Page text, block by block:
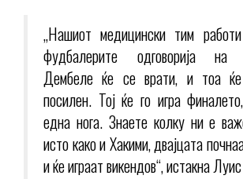
„Нашиот медицински тим
фудбалерите одговорија на
Дембеле ќе се врати, и тоа
посилен. Тој ќе го игра
една нога. Знаете колку ни е
исто како и Хакими, двајцата
и ќе играат викендов“, истакна